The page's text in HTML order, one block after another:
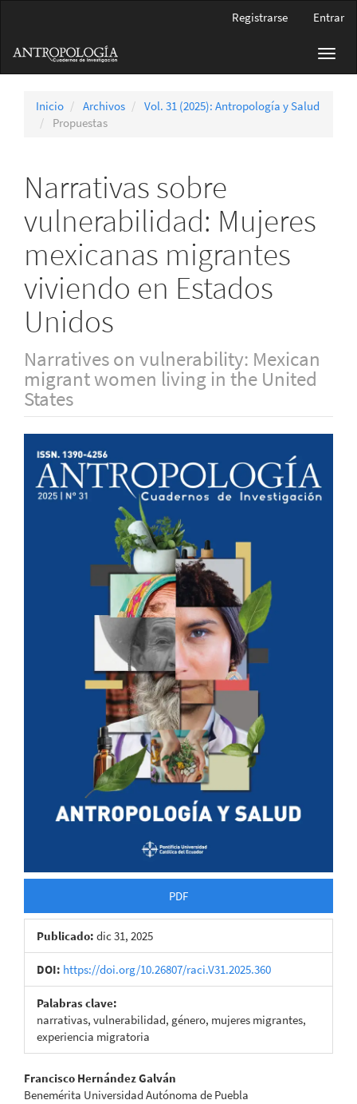
principal
Barra
Registrarse Entrar
Inicio Archivos
Vol. 31 (2025): Antropología y Salud
Propuestas
Narrativas sobre
vulnerabilidad: Mujeres
mexicanas migrantes
viviendo en Estados
Unidos
Narratives on vulnerability: Mexican
migrant women living in the United
States
Barra
lateral
del
PDF
Publicado: dic 31, 2025
DOI: https://doi.org/10.26807/raci.V31.2025.360
Palabras clave:
narrativas, vulnerabilidad, género, mujeres migrantes,
experiencia migratoria
Contenido
Francisco Hernández Galván
Benemérita Universidad Autónoma de Puebla